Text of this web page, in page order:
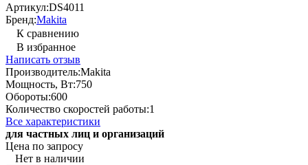
Артикул:DS4011
Бренд:Makita
К сравнению
В избранное
Написать отзыв
Производитель:Makita
Мощность, Вт:750
Обороты:600
Количество скоростей работы:1
Все характеристики
для частных лиц и организаций
Цена по запросу
Нет в наличии